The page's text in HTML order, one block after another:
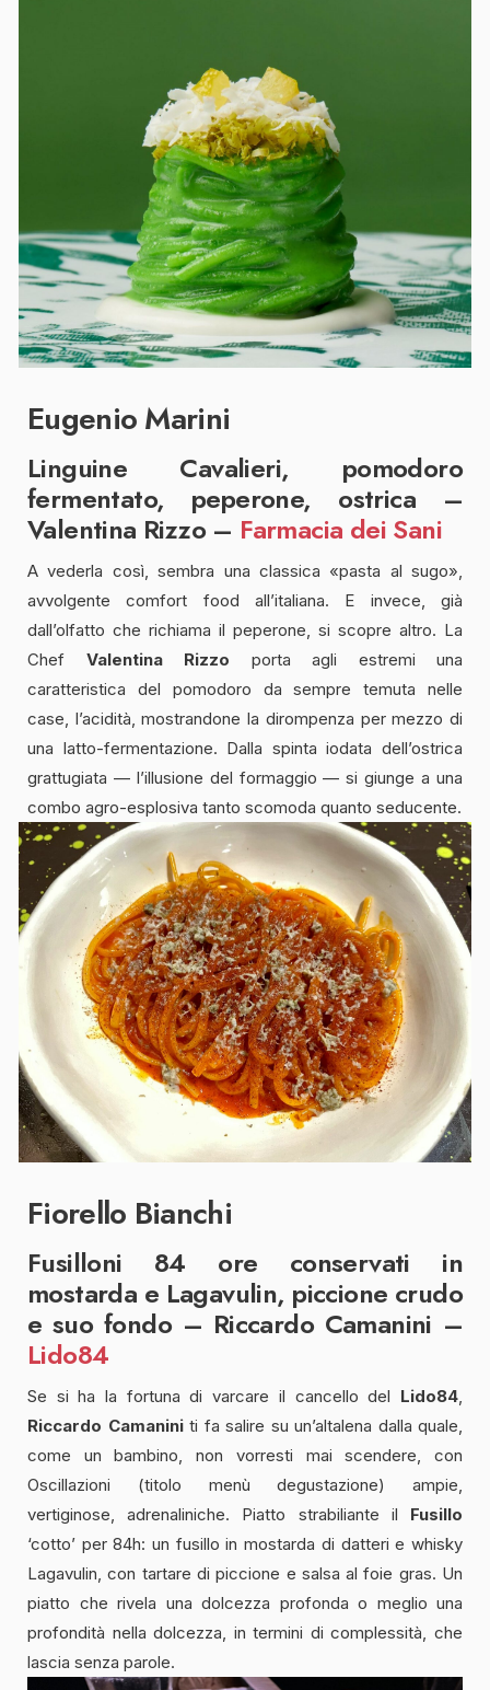
Eugenio Marini
Linguine Cavalieri, pomodoro
fermentato, peperone, ostrica –
Valentina Rizzo – Farmacia dei Sani
A vederla così, sembra una classica «pasta al sugo»,
avvolgente comfort food all’italiana. E invece, già
dall’olfatto che richiama il peperone, si scopre altro. La
Chef Valentina Rizzo porta agli estremi una
caratteristica del pomodoro da sempre temuta nelle
case, l’acidità, mostrandone la dirompenza per mezzo di
una latto-fermentazione. Dalla spinta iodata dell’ostrica
grattugiata — l’illusione del formaggio — si giunge a una
combo agro-esplosiva tanto scomoda quanto seducente.
Fiorello Bianchi
Fusilloni 84 ore conservati in
mostarda e Lagavulin, piccione crudo
e suo fondo – Riccardo Camanini –
Lido84
Se si ha la fortuna di varcare il cancello del Lido84,
Riccardo Camaniniti fa salire su un’altalena dalla quale,
come un bambino, non vorresti mai scendere, con
Oscillazioni (titolo menù degustazione) ampie,
vertiginose, adrenaliniche. Piatto strabiliante il Fusillo
‘cotto’ per 84h: un fusillo in mostarda di datteri e whisky
Lagavulin, con tartare di piccione e salsa al foie gras. Un
piatto che rivela una dolcezza profonda o meglio una
profondità nella dolcezza, in termini di complessità, che
lascia senza parole.